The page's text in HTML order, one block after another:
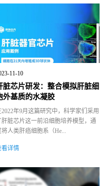
11-10
脏芯片研发：整合模拟肝脏细
外基质的水凝胶
2022年9月这篇研究中，科学家们采用
肝脏芯片这一前沿细胞培养模型，通
将人类肝癌细胞系（He...
看详情